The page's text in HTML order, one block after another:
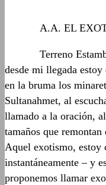
A.A. EL
Terreno
desde mi llegada
en la bruma los
Sultanahmet, al
llamado a la oración,
tamaños que
Aquel exotismo, estoy
instantáneamente – y
proponemos llamar